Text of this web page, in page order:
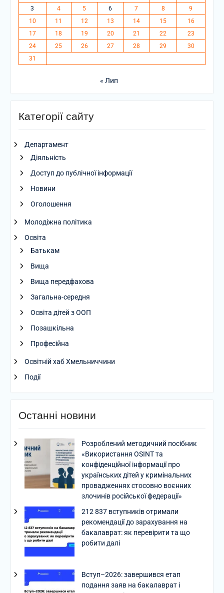
3
4 5 6 7 8
9
10
11 12 13 14 15
16
17
18 19 20 21 22
23
24
25 26 27 28 29
30
31
« Лип
Категорії сайту
Департамент
Діяльність
Доступ до публічної інформації
Новини
Оголошення
Молодіжна політика
Освіта
Батькам
Вища
Вища передфахова
Загальна-середня
Освіта дітей з ООП
Позашкільна
Професійна
Освітній хаб Хмельниччини
Події
Останні новини
Розроблений методичний посібник
«Використання OSINT та
конфіденційної інформації про
українських дітей у кримінальних
провадженнях стосовно воєнних
злочинів російської федерації»
212 837 вступників отримали
рекомендації до зарахування на
бакалаврат: як перевірити та що
робити далі
Вступ–2026: завершився етап
подання заяв на бакалаврат і